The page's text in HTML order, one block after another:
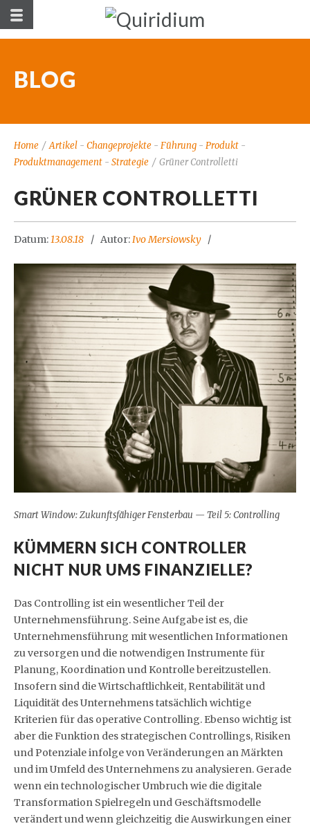
BLOG
Home / Artikel - Changeprojekte - Führung - Produkt -
Produktmanagement - Strategie / Grüner Controlletti
GRÜNER CONTROLLETTI
Datum:13.08.18 Autor:Ivo Mersiowsky
Smart Window: Zukunftsfähiger Fensterbau — Teil 5: Controlling
KÜMMERN SICH CONTROLLER
NICHT NUR UMS FINANZIELLE?
Das Controlling ist ein wesentlicher Teil der
Unternehmensführung. Seine Aufgabe ist es, die
Unternehmensführung mit wesentlichen Informationen
zu versorgen und die notwendigen Instrumente für
Planung, Koordination und Kontrolle bereitzustellen.
Insofern sind die Wirtschaftlichkeit, Rentabilität und
Liquidität des Unternehmens tatsächlich wichtige
Kriterien für das operative Controlling. Ebenso wichtig ist
aber die Funktion des strategischen Controllings, Risiken
und Potenziale infolge von Veränderungen an Märkten
und im Umfeld des Unternehmens zu analysieren. Gerade
wenn ein technologischer Umbruch wie die digitale
Transformation Spielregeln und Geschäftsmodelle
verändert und wenn gleichzeitig die Auswirkungen einer